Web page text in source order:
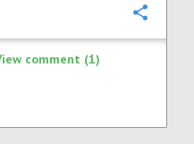
comment (1)